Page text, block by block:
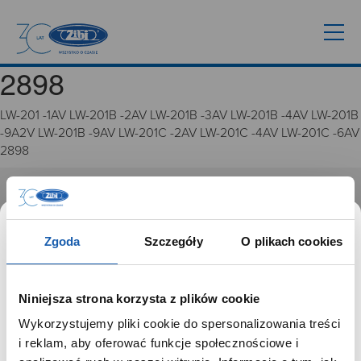
Zgoda Szczegóły O plikach cookies
Niniejsza strona korzysta z plików cookie
Wykorzystujemy pliki cookie do spersonalizowania treści
i reklam, aby oferować funkcje społecznościowe i
2898
LW-201 -1AV LW-201B -2AV LW-201B -3AV LW-201B -4AV LW-201B
-9A2V LW-201B -9AV LW-201C -2AV LW-201C -4AV LW-201C -6AV
2898
GRUPA ZIBI
Historia
Kariera
Zgoda na ciasteczka
SZANOWNY UŻYTKOWNIKU,